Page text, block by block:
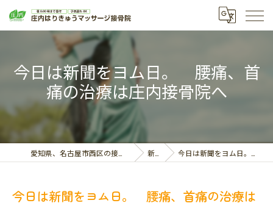
今日は新聞をヨム日。 腰痛、首
痛の治療は庄内接骨院へ
愛知県、名古屋市西区の接骨院なら庄内はりきゅうマッサージ接骨院 新着情報 今日は新聞をヨム日。 腰痛、首痛の治療は庄内接骨院へ
今日は新聞をヨム日。 腰痛、首痛の治療は